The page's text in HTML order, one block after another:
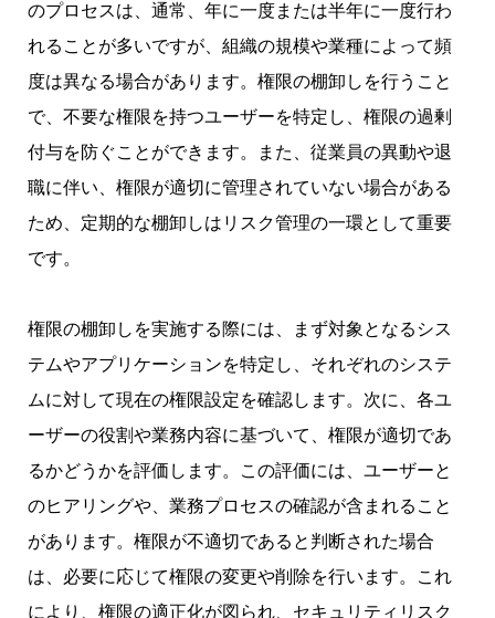
のプロセスは、通常、年に一度または半年に一度行わ
れることが多いですが、組織の規模や業種によって頻
度は異なる場合があります。権限の棚卸しを行うこと
で、不要な権限を持つユーザーを特定し、権限の過剰
付与を防ぐことができます。また、従業員の異動や退
職に伴い、権限が適切に管理されていない場合がある
ため、定期的な棚卸しはリスク管理の一環として重要
です。
権限の棚卸しを実施する際には、まず対象となるシス
テムやアプリケーションを特定し、それぞれのシステ
ムに対して現在の権限設定を確認します。次に、各ユ
ーザーの役割や業務内容に基づいて、権限が適切であ
るかどうかを評価します。この評価には、ユーザーと
のヒアリングや、業務プロセスの確認が含まれること
があります。権限が不適切であると判断された場合
は、必要に応じて権限の変更や削除を行います。これ
により、権限の適正化が図られ、セキュリティリスク